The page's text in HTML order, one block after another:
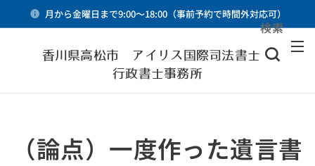
月から金曜日まで9:00～18:00（事前予約で時間外対応可）
香川県高松市 アイリス国際司法書士・
行政書士事務所
検索
（論点）一度作った遺言書